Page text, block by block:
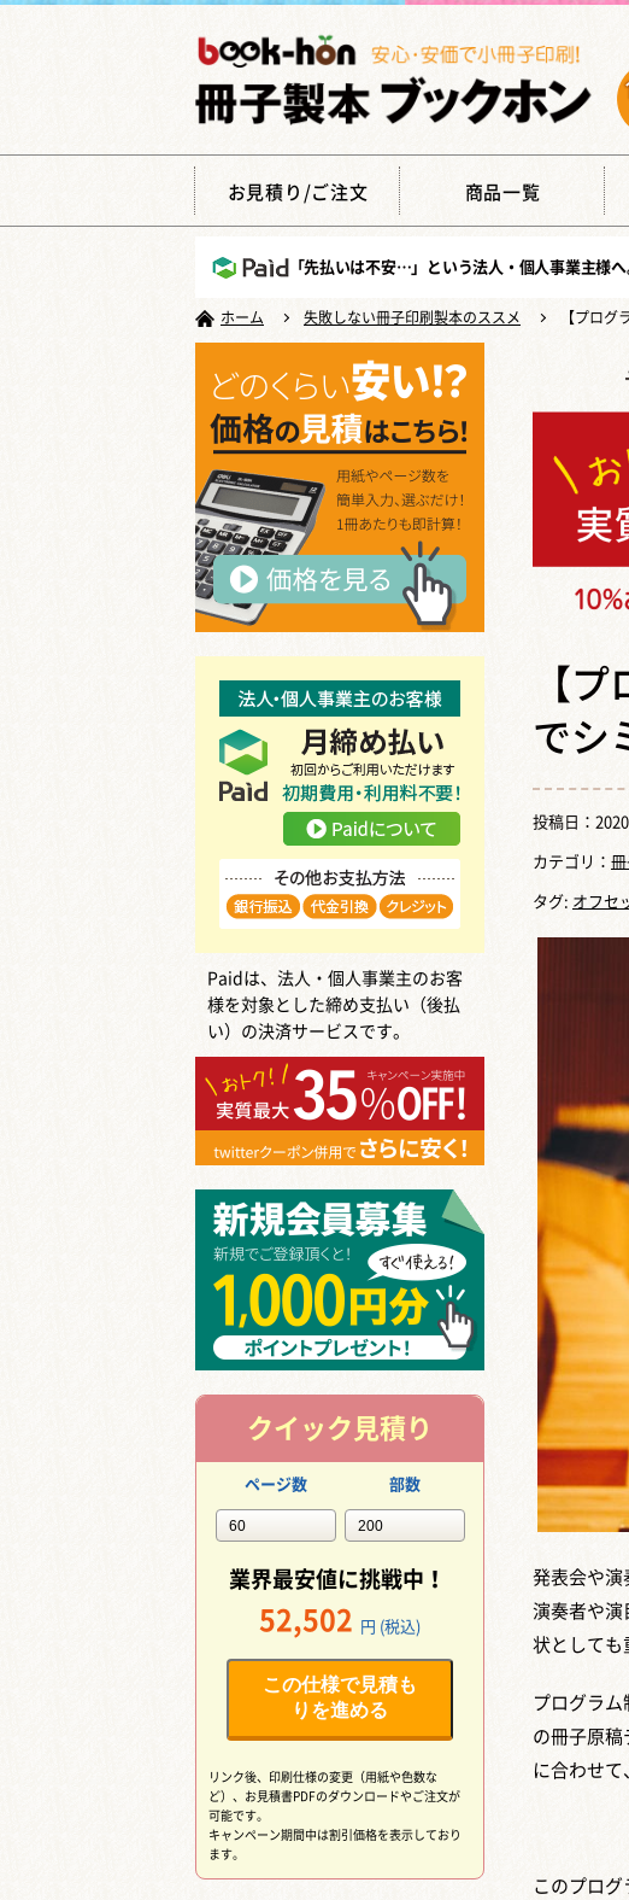
お見積り/ご注文 商品一覧
「先払いは不安…」という法人・個人事業主様
ホーム 失敗しない冊子印刷製本のススメ 【プログ
Paidは、法人・個人事業主のお客
様を対象とした締め支払い（後払
い）の決済サービスです。
クイック見積り
ページ数 部数
業界最安値に挑戦中！
52,502 円 (税込)
この仕様で見積も
りを進める
リンク後、印刷仕様の変更（用紙や色数な
ど）、 お見積書PDFのダウンロードやご注文が
可能です。
キャンペーン期間中は割引価格を表示しており
ます。
【
でシ
投稿日：
カテゴリ： 冊
タグ: オフセ
発表会や演
演奏者や演
状としても
プログラ
の冊子原稿
に合わせて
このプログ